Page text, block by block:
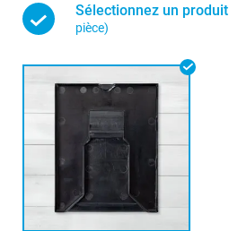
Sélectionnez un produit
pièce)